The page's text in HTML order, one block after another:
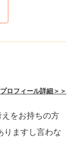
プロフィール詳細＞＞
をお持ちの方
りますし言わな